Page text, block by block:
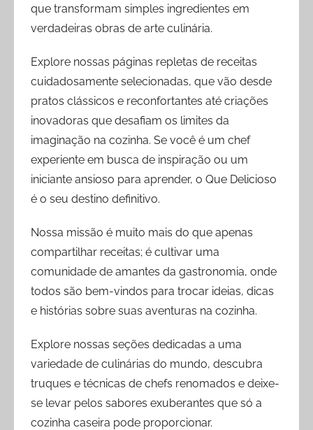
que transformam simples ingredientes em
verdadeiras obras de arte culinária.
Explore nossas páginas repletas de receitas
cuidadosamente selecionadas, que vão desde
pratos clássicos e reconfortantes até criações
inovadoras que desafiam os limites da
imaginação na cozinha. Se você é um chef
experiente em busca de inspiração ou um
iniciante ansioso para aprender, o Que Delicioso
é o seu destino definitivo.
Nossa missão é muito mais do que apenas
compartilhar receitas; é cultivar uma
comunidade de amantes da gastronomia, onde
todos são bem-vindos para trocar ideias, dicas
e histórias sobre suas aventuras na cozinha.
Explore nossas seções dedicadas a uma
variedade de culinárias do mundo, descubra
truques e técnicas de chefs renomados e deixe-
se levar pelos sabores exuberantes que só a
cozinha caseira pode proporcionar.